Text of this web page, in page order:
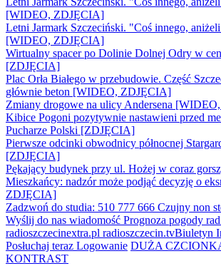
[WIDEO, ZDJĘCIA]
Letni Jarmark Szczeciński. "Coś innego,
[WIDEO, ZDJĘCIA]
Wirtualny spacer po Dolinie Dolnej Odry w
[ZDJĘCIA]
Plac Orła Białego w przebudowie. Część
głównie beton [WIDEO, ZDJĘCIA]
Zmiany drogowe na ulicy Andersena
Kibice Pogoni pozytywnie nastawieni przed
Pucharze Polski [ZDJĘCIA]
Pierwsze odcinki obwodnicy północnej
[ZDJĘCIA]
Pękający budynek przy ul. Hożej w coraz
Mieszkańcy: nadzór może podjąć decyzję o
ZDJĘCIA]
Zadzwoń do studia: 510 777 666 Czujny non
Wyślij do nas wiadomość Prognoza pogody
radioszczecinextra.pl radioszczecin.tvBiuletyn
Posłuchaj teraz Logowanie DUŻA
KONTRAST